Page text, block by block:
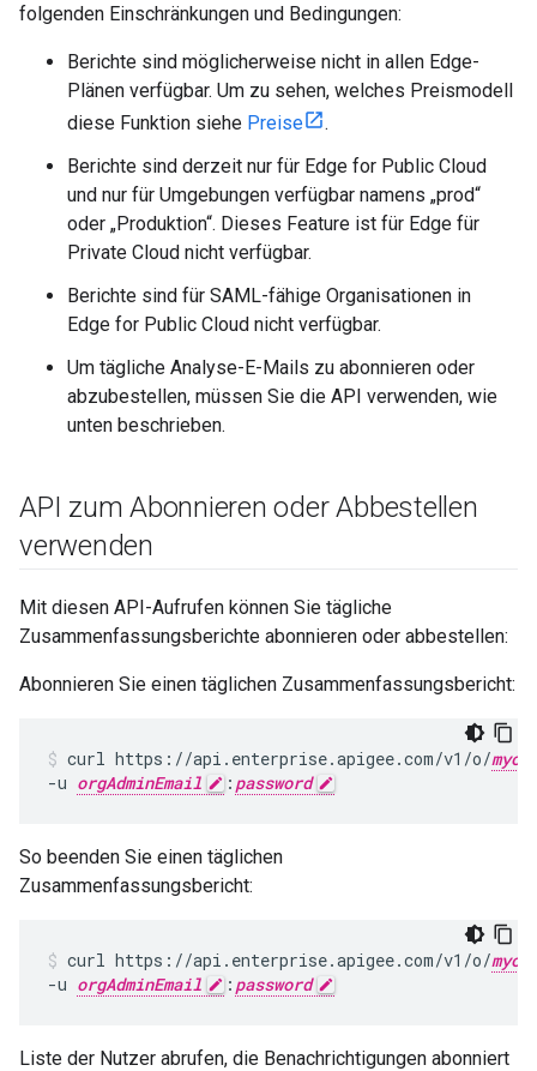
folgenden Einschränkungen und Bedingungen:
Berichte sind möglicherweise nicht in allen Edge-
Plänen verfügbar. Um zu sehen, welches Preismodell
diese Funktion siehe Preise
.
Berichte sind derzeit nur für Edge for Public Cloud
und nur für Umgebungen verfügbar namens „prod“
oder „Produktion“. Dieses Feature ist für Edge für
Private Cloud nicht verfügbar.
Berichte sind für SAML-fähige Organisationen in
Edge for Public Cloud nicht verfügbar.
Um tägliche Analyse-E-Mails zu abonnieren oder
abzubestellen, müssen Sie die API verwenden, wie
unten beschrieben.
API zum Abonnieren oder Abbestellen
verwenden
Mit diesen API-Aufrufen können Sie tägliche
Zusammenfassungsberichte abonnieren oder abbestellen:
Abonnieren Sie einen täglichen Zusammenfassungsbericht:
curl https://api.enterprise.apigee.com/v1/o/
-u orgAdminEmail : password
So beenden Sie einen täglichen
Zusammenfassungsbericht:
curl https://api.enterprise.apigee.com/v1/o/
-u orgAdminEmail : password
Liste der Nutzer abrufen, die Benachrichtigungen abonniert